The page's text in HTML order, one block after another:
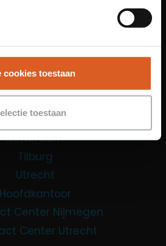
cookies toestaan
toestaan
Maastricht
Nijmegen
Rotterdam
Tilburg
Utrecht
Hoofdkantoor
Center Nijmegen
Center Utrecht